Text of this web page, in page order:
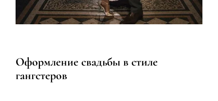
Оформление свадьбы в стиле
гангстеров